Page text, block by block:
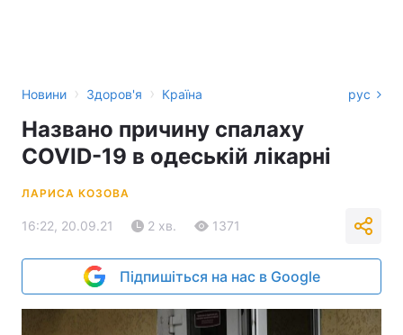
Новини › Здоров'я › Країна рус
Названо причину спалаху
COVID-19 в одеській лікарні
ЛАРИСА КОЗОВА
16:22, 20.09.21 2 хв. 1371
Підпишіться на нас в Google